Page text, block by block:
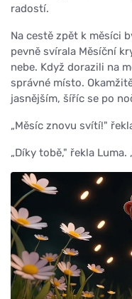
radostí.
Na cestě zpět k měsíci
pevně svírala Měsíční
nebe. Když dorazili na
správné místo.
jasnějším, šíříc se po
„Měsíc znovu svítí!"
„Díky tobě," řekla